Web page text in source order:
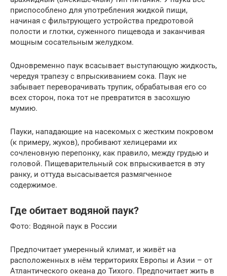
приспособлено для употребления жидкой пищи,
начиная с фильтрующего устройства предротовой
полости и глотки, суженного пищевода и заканчивая
мощным сосательным желудком.
Одновременно паук всасывает выступающую жидкость,
чередуя трапезу с впрыскиванием сока. Паук не
забывает переворачивать трупик, обрабатывая его со
всех сторон, пока тот не превратится в засохшую
мумию.
Пауки, нападающие на насекомых с жестким покровом
(к примеру, жуков), пробивают хелицерами их
сочленовную перепонку, как правило, между грудью и
головой. Пищеварительный сок впрыскивается в эту
ранку, и оттуда высасывается размягченное
содержимое.
Где обитает водяной паук?
Фото: Водяной паук в России
Предпочитает умеренный климат, и живёт на
расположенных в нём территориях Европы и Азии – от
Атлантического океана до Тихого. Предпочитает жить в